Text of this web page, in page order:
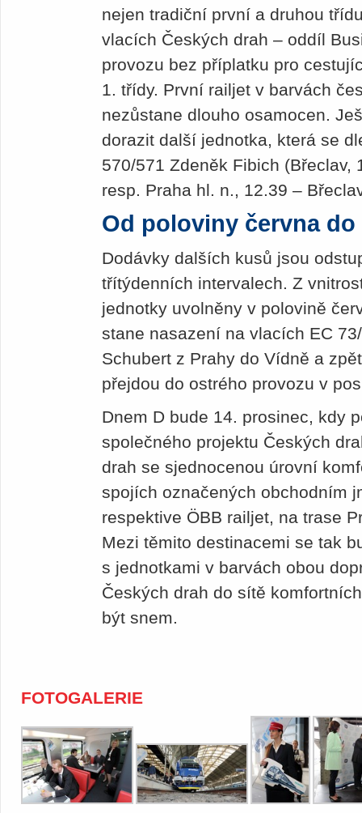
nejen tradiční první a druhou
vlacích Českých drah – oddíl
provozu bez příplatku pro
1. třídy. První railjet v barvách
nezůstane dlouho osamocen.
dorazit další jednotka, která se
570/571 Zdeněk Fibich (Břeclav,
resp. Praha hl. n., 12.39 –
Od poloviny června do
Dodávky dalších kusů jsou
třítýdenních intervalech. Z
jednotky uvolněny v polovině
stane nasazení na vlacích EC
Schubert z Prahy do Vídně a
přejdou do ostrého provozu v
Dnem D bude 14. prosinec, kdy
společného projektu Českých
drah se sjednocenou úrovní
spojích označených obchodním
respektive ÖBB railjet, na trase
Mezi těmito destinacemi se tak
s jednotkami v barvách obou
Českých drah do sítě
být snem.
FOTOGALERIE